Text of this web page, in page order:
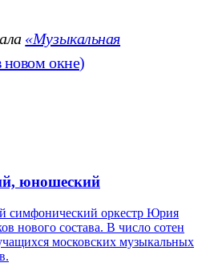
«Музыкальная
новом окне)
юношеский
симфонический оркестр Юрия
нового состава. В число сотен
московских музыкальных